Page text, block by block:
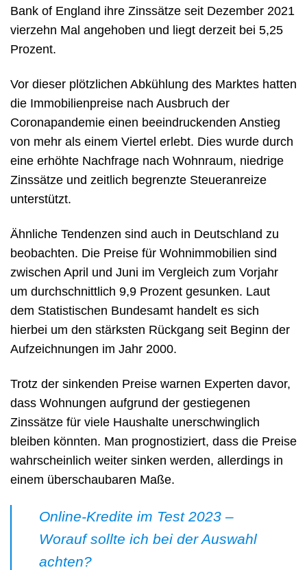
Bank of England ihre Zinssätze seit Dezember 2021
vierzehn Mal angehoben und liegt derzeit bei 5,25
Prozent.
Vor dieser plötzlichen Abkühlung des Marktes hatten
die Immobilienpreise nach Ausbruch der
Coronapandemie einen beeindruckenden Anstieg
von mehr als einem Viertel erlebt. Dies wurde durch
eine erhöhte Nachfrage nach Wohnraum, niedrige
Zinssätze und zeitlich begrenzte Steueranreize
unterstützt.
Ähnliche Tendenzen sind auch in Deutschland zu
beobachten. Die Preise für Wohnimmobilien sind
zwischen April und Juni im Vergleich zum Vorjahr
um durchschnittlich 9,9 Prozent gesunken. Laut
dem Statistischen Bundesamt handelt es sich
hierbei um den stärksten Rückgang seit Beginn der
Aufzeichnungen im Jahr 2000.
Trotz der sinkenden Preise warnen Experten davor,
dass Wohnungen aufgrund der gestiegenen
Zinssätze für viele Haushalte unerschwinglich
bleiben könnten. Man prognostiziert, dass die Preise
wahrscheinlich weiter sinken werden, allerdings in
einem überschaubaren Maße.
Online-Kredite im Test 2023 –
Worauf sollte ich bei der Auswahl
achten?